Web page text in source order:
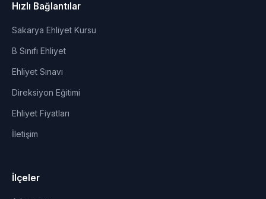
Hızlı Bağlantılar
Sakarya Ehliyet Kursu
B Sınıfı Ehliyet
Ehliyet Sınavı
Direksiyon Eğitimi
Ehliyet Fiyatları
İletişim
İlçeler